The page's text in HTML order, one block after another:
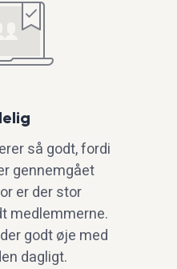
så godt, fordi
gennemgået
er der stor
medlemmerne.
godt øje med
dagligt.